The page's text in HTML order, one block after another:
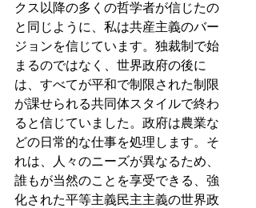
クス以降の多くの哲学者が信じたの
と同じように、私は共産主義のバー
ジョンを信じています。独裁制で始
まるのではなく、世界政府の後に
は、すべてが平和で制限された制限
が課せられる共同体スタイルで終わ
ると信じていました。政府は農業な
どの日常的な仕事を処理します。そ
れは、人々のニーズが異なるため、
誰もが当然のことを享受できる、強
化された平等主義民主主義の世界政